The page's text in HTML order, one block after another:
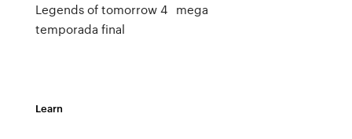
Legends of tomorrow 4
temporada final
mega
Learn